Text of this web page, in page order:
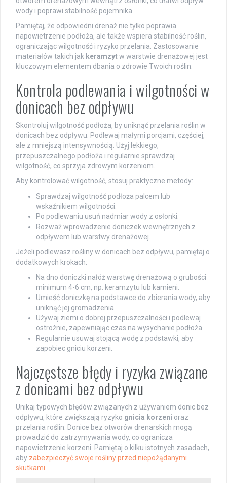
wody i poprawi stabilność pojemnika.
Pamiętaj, że odpowiedni drenaż nie tylko poprawia
napowietrzenie podłoża, ale także wspiera stabilność roślin,
ograniczając wilgotność i ryzyko przelania. Zastosowanie
materiałów takich jak keramzytw warstwie drenażowej jest
kluczowym elementem dbania o zdrowie Twoich roślin.
Kontrola podlewania i wilgotności w
donicach bez odpływu
Skontroluj wilgotność podłoża, by uniknąć przelania roślin w
donicach bez odpływu. Podlewaj małymi porcjami, częściej,
ale z mniejszą intensywnością. Użyj lekkiego,
przepuszczalnego podłoża i regularnie sprawdzaj
wilgotność, co sprzyja zdrowym korzeniom.
Aby kontrolować wilgotność, stosuj praktyczne metody:
Sprawdzaj wilgotność podłoża palcem lub
wskaźnikiem wilgotności.
Po podlewaniu usuń nadmiar wody z osłonki.
Rozważ wprowadzenie doniczek wewnętrznych z
odpływem lub warstwy drenażowej.
Jeżeli podlewasz rośliny w donicach bez odpływu, pamiętaj o
dodatkowych krokach:
Na dno doniczki nałóż warstwę drenażową o grubości
minimum 4-6 cm, np. keramzytu lub kamieni.
Umieść doniczkę na podstawce do zbierania wody, aby
uniknąć jej gromadzenia.
Używaj ziemi o dobrej przepuszczalności i podlewaj
ostrożnie, zapewniając czas na wysychanie podłoża.
Regularnie usuwaj stojącą wodę z podstawki, aby
zapobiec gniciu korzeni.
Najczęstsze błędy i ryzyka związane
z donicami bez odpływu
Unikaj typowych błędów związanych z używaniem donic bez
odpływu, które zwiększają ryzyko gnicia korzeni oraz
przelania roślin. Donice bez otworów drenarskich mogą
prowadzić do zatrzymywania wody, co ogranicza
napowietrzenie korzeni. Pamiętaj o kilku istotnych zasadach,
aby zabezpieczyć swoje rośliny przed niepożądanymi
skutkami.